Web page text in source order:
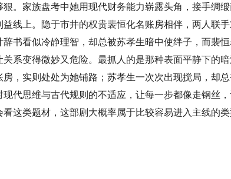
。家族盘考中她用现代财务能力崭露头角，接手绸
线上。隐于市井的权贵裴恒化名账房相伴，两人联
书看似冷静理智，却总被苏孝生暗中使绊子，而裴
系变得微妙又危险。最抓人的是那种表面平静下的
，实则处处为她铺路；苏孝生一次次出现搅局，却
代思维与古代规则的不适应，让每一步都像走钢丝
这类题材，这部剧大概率属于比较容易进入主线的类